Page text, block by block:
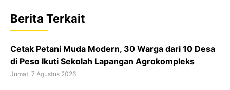
b
o
o
k
s
A
p
p
a
d
s
Berita Terkait
Cetak Petani Muda Modern, 30 Warga dari 10 Desa
di Peso Ikuti Sekolah Lapangan Agrokompleks
Jumat, 7 Agustus 2026